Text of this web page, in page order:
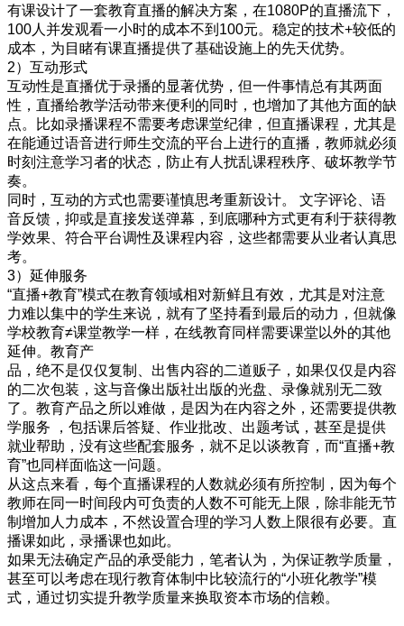
有课设计了一套教育直播的解决方案，在1080P的直播流下，
100人并发观看一小时的成本不到 100元。稳定的技术+较低的
成本，为目睹有课直播提供了基础设施上的先天优势。
2）互动形式
互动性是直播优于录播的显著优势，但一件事情总有其两面
性，直播给教学活动带来便利的同时，也增加了其他方面的缺
点。比如录播课程不需要考虑课堂纪律，但直播课程，尤其是
在能通过语音进行师生交流的平台上进行的直播，教师就必须
时刻注意学习者的状态，防止有人扰乱课程秩序、破坏教学节
奏。
同时，互动的方式也需要谨慎思考重新设计。
文字评论、语
音反馈，抑或是直接发送弹幕，到底哪种方式更有利于获得教
学效果、符合平台调性及课程内容，这些都需要从业者认真思
考。
3）延伸服务
“直播+教育”模式在教育领域相对新鲜且有效，尤其是对注意
力难以集中的学生来说，就有了坚持看到最后的动力，但就像
学校教育≠课堂教学一样，在线教育同样需要课堂以外的其他
延伸。教育产
品，绝不是仅仅复制、出售内容的二道贩子，如果仅仅是内容
的二次包装，这与音像出版社出版的光盘、录像就别无二致
了。教育产品之所以难做，是因为在内容之外，还需要提供教
学服务
，包括课后答疑、作业批改、出题考试，甚至是提供
就业帮助，没有这些配套服务，就不足以谈教育，而“直播+教
育”也同样面临这一问题。
从这点来看，每个直播课程的人数就必须有所控制，因为每个
教师在同一时间段内可负责的人数不可能无上限，除非能无节
制增加人力成本，不然设置合理的学习人数上限很有必要。直
播课如此，录播课也如此。
如果无法确定产品的承受能力，笔者认为，为保证教学质量，
甚至可以考虑在现行教育体制中比较流行的“小班化教学”模
式，通过切实提升教学质量来换取资本市场的信赖。